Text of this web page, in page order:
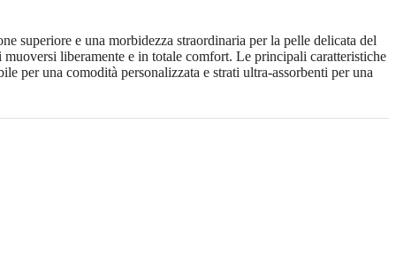
superiore e una morbidezza straordinaria per la pelle delicata del
liberamente e in totale comfort. Le principali caratteristiche
per una comodità personalizzata e strati ultra-assorbenti per una